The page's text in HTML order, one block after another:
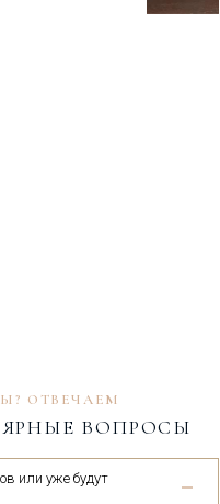
ОТВЕЧАЕМ
ВОПРОСЫ
или уже будут